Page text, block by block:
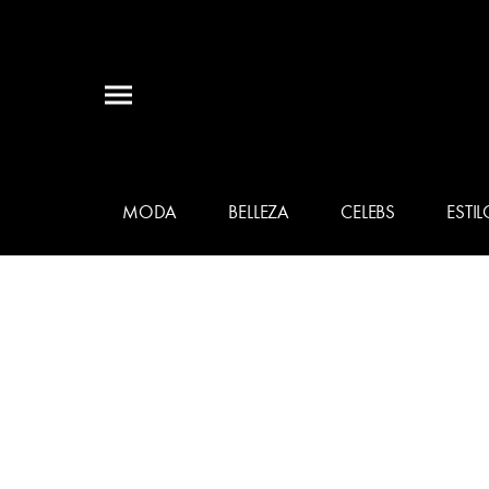
MODA BELLEZA CELEBS